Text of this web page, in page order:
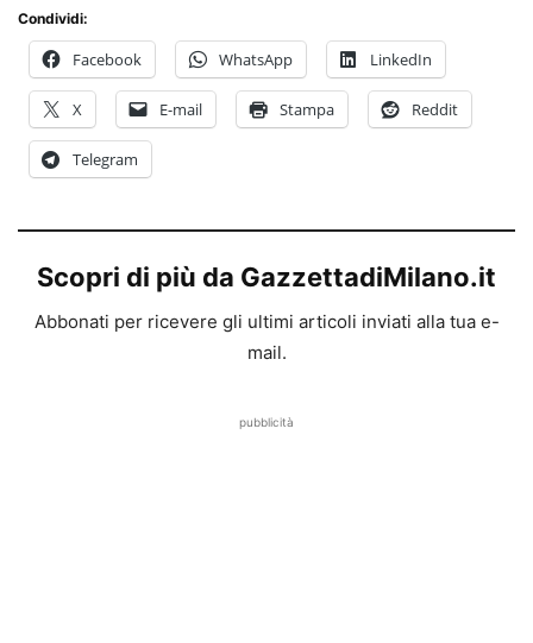
Condividi:
Facebook WhatsApp LinkedIn
X E-mail Stampa Reddit
Telegram
Scopri di più da GazzettadiMilano.it
Abbonati per ricevere gli ultimi articoli inviati alla tua e-
mail.
pubblicità